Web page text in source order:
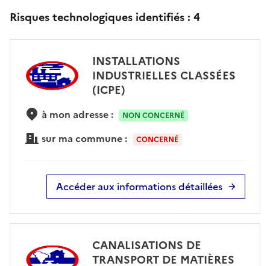
Risques technologiques identifiés : 4
INSTALLATIONS
INDUSTRIELLES CLASSÉES
(ICPE)
à mon adresse : NON CONCERNÉ
sur ma commune : CONCERNÉ
Accéder aux informations détaillées
CANALISATIONS DE
TRANSPORT DE MATIÈRES